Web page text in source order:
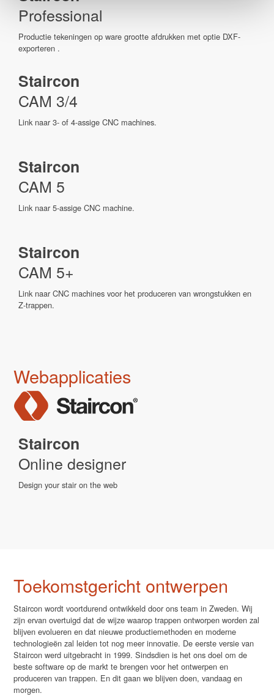
Professional
Productie tekeningen op ware grootte afdrukken met optie DXF-
exporteren .
Staircon
CAM 3/4
Link naar 3- of 4-assige CNC machines.
Staircon
CAM 5
Link naar 5-assige CNC machine.
Staircon
CAM 5+
Link naar CNC machines voor het produceren van wrongstukken en
Z-trappen.
Webapplicaties
Staircon
Online designer
Design your stair on the web
Toekomstgericht ontwerpen
Staircon wordt voortdurend ontwikkeld door ons team in Zweden. Wij
zijn ervan overtuigd dat de wijze waarop trappen ontworpen worden zal
blijven evolueren en dat nieuwe productiemethoden en moderne
technologieën zal leiden tot nog meer innovatie. De eerste versie van
Staircon werd uitgebracht in 1999. Sindsdien is het ons doel om de
beste software op de markt te brengen voor het ontwerpen en
produceren van trappen. En dit gaan we blijven doen, vandaag en
morgen.